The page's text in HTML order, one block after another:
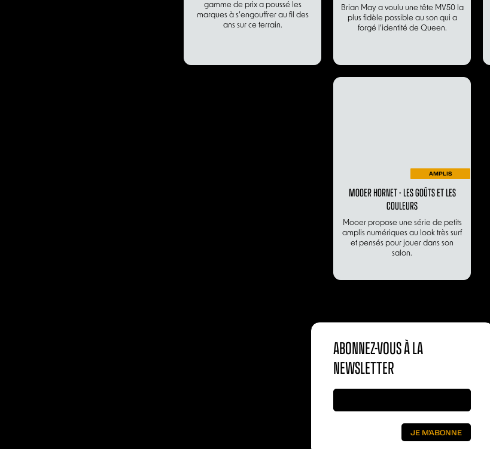
gamme de prix a poussé les
marques à s’engouffrer au fil des
ans sur ce terrain.
Brian May a voulu une tête MV50 la
plus fidèle possible au son qui a
forgé l’identité de Queen.
AMPLIS
MOOER HORNET - LES GOÛTS ET LES
COULEURS
Mooer propose une série de petits
amplis numériques au look très surf
et pensés pour jouer dans son
salon.
ABONNEZ-VOUS À LA
NEWSLETTER